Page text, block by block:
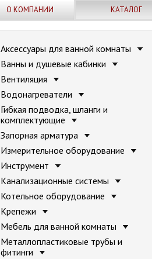
О КОМПАНИИ КАТАЛОГ
Аксессуары для ванной комнаты
Ванны и душевые кабинки
Вентиляция
Водонагреватели
Гибкая подводка, шланги и
комплектующие
Запорная арматура
Измерительное оборудование
Инструмент
Канализационные системы
Котельное оборудование
Крепежи
Мебель для ванной комнаты
Металлопластиковые трубы и
фитинги